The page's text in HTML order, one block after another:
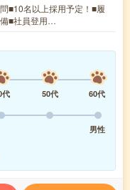
■10名以上採用予定！■履
■社員登用…
代 50代
60代
男性